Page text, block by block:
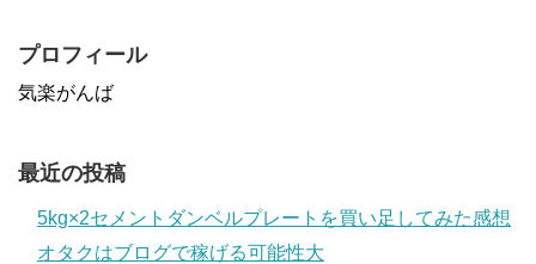
プロフィール
気楽がんば
最近の投稿
5kg×2セメントダンベルプレートを買い足してみた感想
オタクはブログで稼げる可能性大